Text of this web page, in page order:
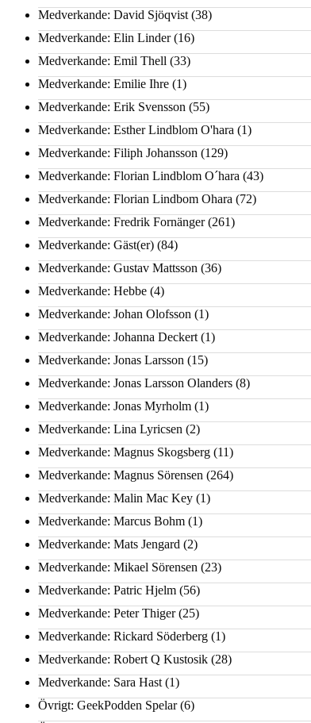
Medverkande: David Sjöqvist (38)
Medverkande: Elin Linder(16)
Medverkande: Emil Thell (33)
Medverkande: Emilie Ihre (1)
Medverkande: Erik Svensson (55)
Medverkande: Esther Lindblom O'hara (1)
Medverkande: Filiph Johansson (129)
Medverkande: Florian Lindblom O´hara (43)
Medverkande: Florian Lindbom Ohara (72)
Medverkande: Fredrik Fornänger(261)
Medverkande: Gäst(er) (84)
Medverkande: Gustav Mattsson (36)
Medverkande: Hebbe (4)
Medverkande: Johan Olofsson (1)
Medverkande: Johanna Deckert (1)
Medverkande: Jonas Larsson (15)
Medverkande: Jonas Larsson Olanders (8)
Medverkande: Jonas Myrholm (1)
Medverkande: Lina Lyricsen (2)
Medverkande: Magnus Skogsberg (11)
Medverkande: Magnus Sörensen (264)
Medverkande: Malin Mac Key (1)
Medverkande: Marcus Bohm (1)
Medverkande: Mats Jengard (2)
Medverkande: Mikael Sörensen (23)
Medverkande: Patric Hjelm (56)
Medverkande: Peter Thiger(25)
Medverkande: Rickard Söderberg (1)
Medverkande: Robert Q Kustosik (28)
Medverkande: Sara Hast (1)
Övrigt: GeekPodden Spelar(6)